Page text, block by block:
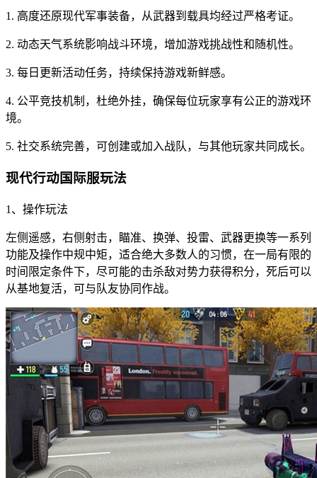
1. 高度还原现代军事装备，从武器到载具均经过严格考证。
2. 动态天气系统影响战斗环境，增加游戏挑战性和随机性。
3. 每日更新活动任务，持续保持游戏新鲜感。
4. 公平竞技机制，杜绝外挂，确保每位玩家享有公正的游戏环
境。
5. 社交系统完善，可创建或加入战队，与其他玩家共同成长。
现代行动国际服玩法
1、操作玩法
左侧遥感，右侧射击，瞄准、换弹、投雷、武器更换等一系列
功能及操作中规中矩，适合绝大多数人的习惯，在一局有限的
时间限定条件下，尽可能的击杀敌对势力获得积分，死后可以
从基地复活，可与队友协同作战。